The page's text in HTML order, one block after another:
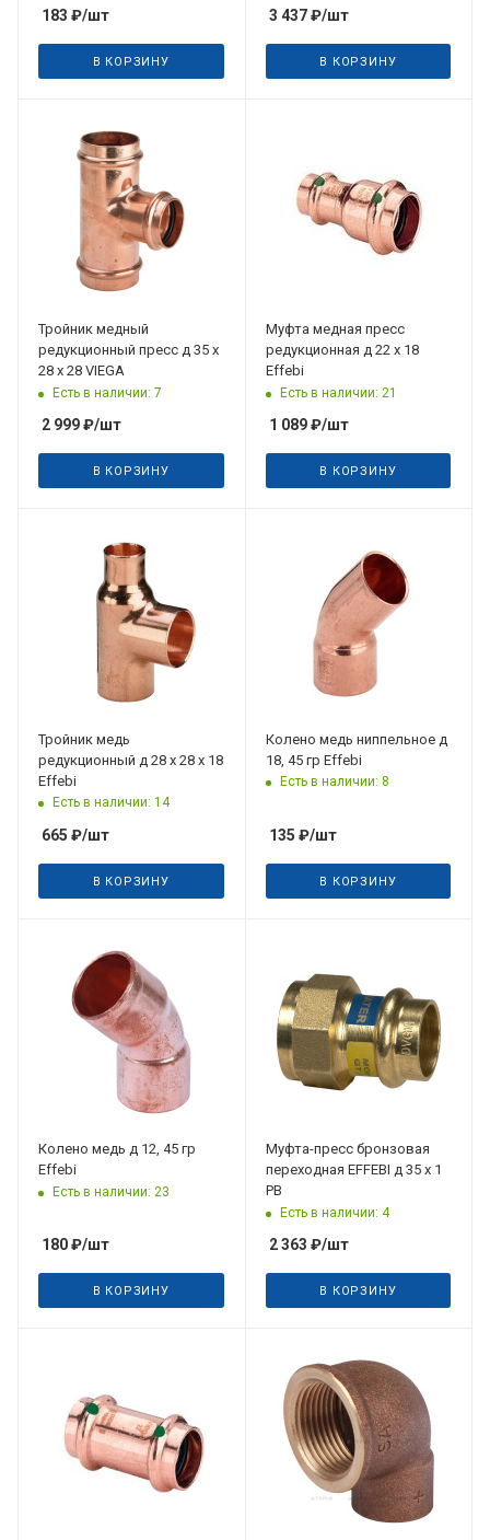
183 ₽/шт
В КОРЗИНУ
3 437₽/шт
В КОРЗИНУ
Тройник медный
редукционный пресс д 35 х
28 х 28 VIEGA
Есть в наличии: 7
2 999₽/шт
В КОРЗИНУ
Муфта медная пресс
редукционная д 22 х 18
Effebi
Есть в наличии: 21
1 089₽/шт
В КОРЗИНУ
Тройник медь
редукционный д 28 х 28 х 18
Effebi
Есть в наличии: 14
665 ₽/шт
В КОРЗИНУ
31.08.2026
Колено медь ниппельное д
18, 45 гр Effebi
Есть в наличии: 8
135 ₽/шт
В КОРЗИНУ
Колено медь д 12, 45 гр
Effebi
Есть в наличии: 23
180₽/шт
В КОРЗИНУ
31.08.2026
Муфта-пресс бронзовая
переходная EFFEBI д 35 х 1
РВ
Есть в наличии: 4
2 363 ₽/шт
В КОРЗИНУ